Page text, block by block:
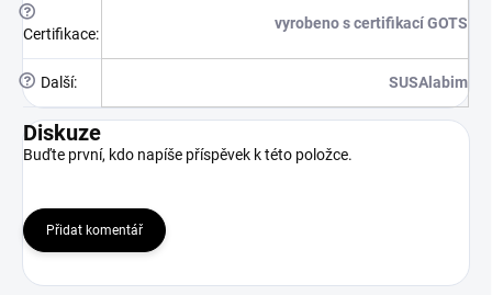
?
Certifikace:
vyrobeno s certifikací GOTS
? Další: SUSAlabim
Diskuze
Buďte první, kdo napíše příspěvek k této položce.
Přidat komentář